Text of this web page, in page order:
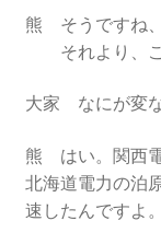
2023.3.12 第
原発をとめ
2023.10.8 原
熊 そうですね、
それより、こ
大家 なにが変
熊 はい。関西電
北海道電力の泊
速したんですよ。